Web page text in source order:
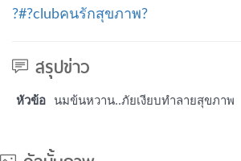
?#?clubคนรักสุขภาพ?
สรุปข่าว
หัวข้อ นมข้นหวาน..ภัยเงียบทำลายสุขภาพ